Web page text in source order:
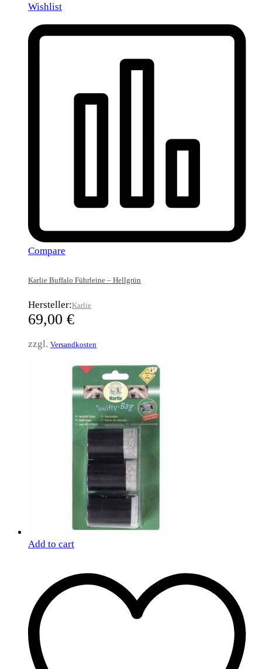
Wishlist
Compare
Karlie Buffalo Führleine – Hellgrün
Hersteller:Karlie
69,00 €
zzgl. Versandkosten
Add to cart